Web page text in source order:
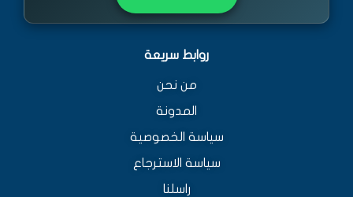
روابط سريعة
من نحن
المدونة
سياسة الخصوصية
سياسة الاسترجاع
راسلنا